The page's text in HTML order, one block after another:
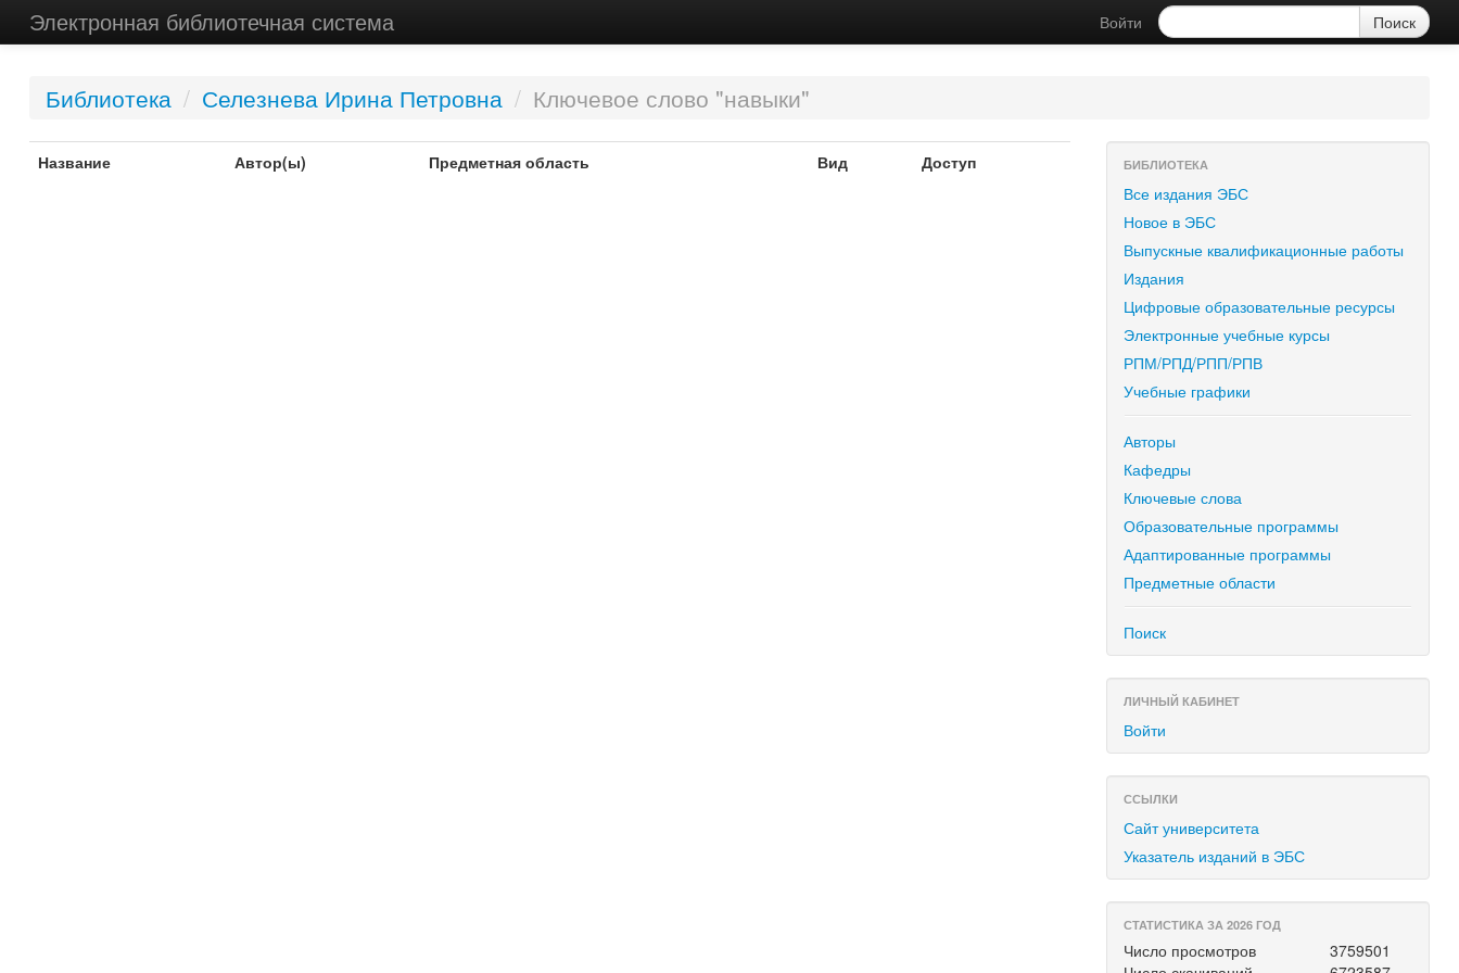
Электронная библиотечная система Войти
Библиотека / Селезнева Ирина Петровна / Ключевое слово "навыки"
Название Автор(ы) Предметная область Вид Доступ БИБЛИОТЕКА
Все издания ЭБС
Новое в ЭБС
Выпускные квалификационные работы
Издания
Цифровые образовательные ресурсы
Электронные учебные курсы
РПМ/РПД/РПП/РПВ
Учебные графики
Авторы
Кафедры
Ключевые слова
Образовательные программы
Адаптированные программы
Предметные области
Поиск
ЛИЧНЫЙ КАБИНЕТ
Войти
ССЫЛКИ
Сайт университета
Указатель изданий в ЭБС
СТАТИСТИКА ЗА 2026 ГОД
Число просмотров
3759501